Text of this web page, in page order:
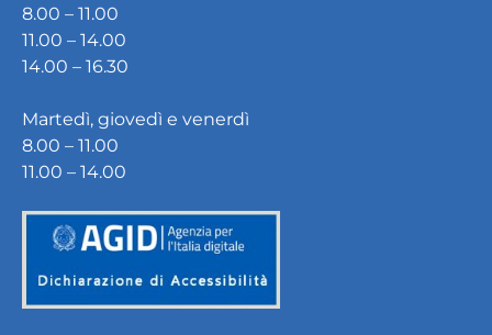
8.00 – 11.00
11.00 – 14.00
14.00 – 16.30
Martedì, giovedì e venerdì
8.00 – 11.00
11.00 – 14.00